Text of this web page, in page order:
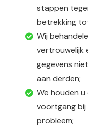
stappen
betrekking
Wij
vertrouwelijk
gegevens
aan derden;
We houden
voortgang
probleem;